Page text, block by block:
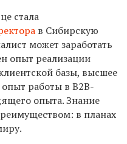
стала
в Сибирскую
может заработать
опыт реализации
базы, высшее
опыт работы в В2В-
опыта. Знание
в планах